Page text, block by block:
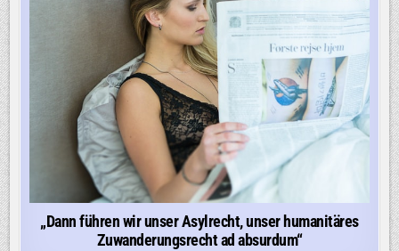
„Dann führen wir unser Asylrecht, unser humanitäres
Zuwanderungsrecht ad absurdum“